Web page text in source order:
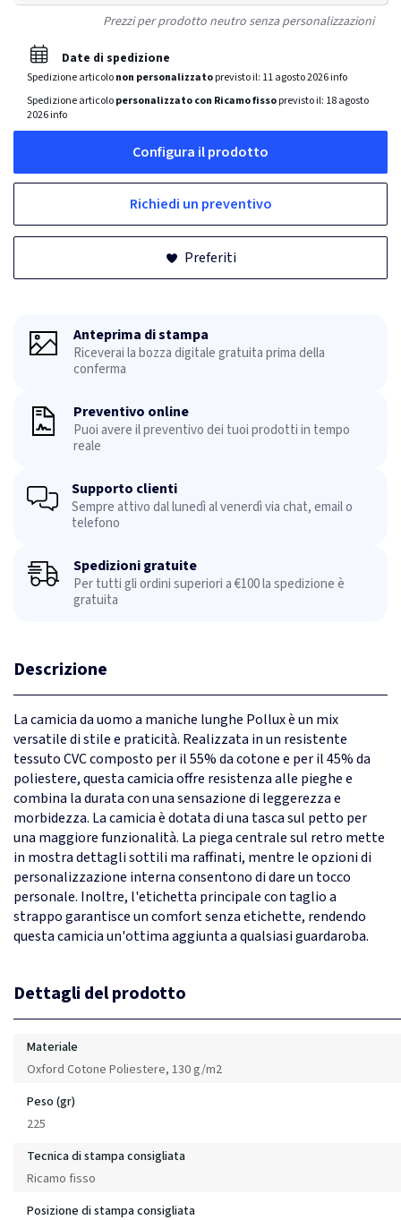
Prezzi per prodotto neutro senza personalizzazioni
Date di spedizione
Spedizione articolonon personalizzatoprevisto il: 11 agosto 2026info
Spedizione articolopersonalizzato con Ricamo fissoprevisto il: 18 agosto
2026info
Configura il prodotto
Richiedi un preventivo
Preferiti
Anteprima di stampa
Riceverai la bozza digitale gratuita prima della
conferma
Preventivo online
Puoi avere il preventivo dei tuoi prodotti in tempo
reale
Supporto clienti
Sempre attivo dal lunedì al venerdì via chat, email o
telefono
Spedizioni gratuite
Per tutti gli ordini superiori a €100 la spedizione è
gratuita
Descrizione
La camicia da uomo a maniche lunghe Pollux è un mix
versatile di stile e praticità. Realizzata in un resistente
tessuto CVC composto per il 55% da cotone e per il 45% da
poliestere, questa camicia offre resistenza alle pieghe e
combina la durata con una sensazione di leggerezza e
morbidezza. La camicia è dotata di una tasca sul petto per
una maggiore funzionalità. La piega centrale sul retro mette
in mostra dettagli sottili ma raffinati, mentre le opzioni di
personalizzazione interna consentono di dare un tocco
personale. Inoltre, l'etichetta principale con taglio a
strappo garantisce un comfort senza etichette, rendendo
questa camicia un'ottima aggiunta a qualsiasi guardaroba.
Dettagli del prodotto
Materiale
Oxford Cotone Poliestere, 130 g/m2
Peso (gr)
225
Tecnica di stampa consigliata
Ricamo fisso
Posizione di stampa consigliata